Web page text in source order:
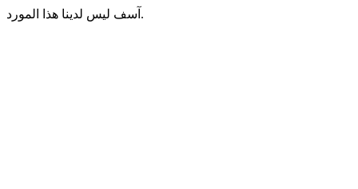
آسف ليس لدينا هذا المورد.